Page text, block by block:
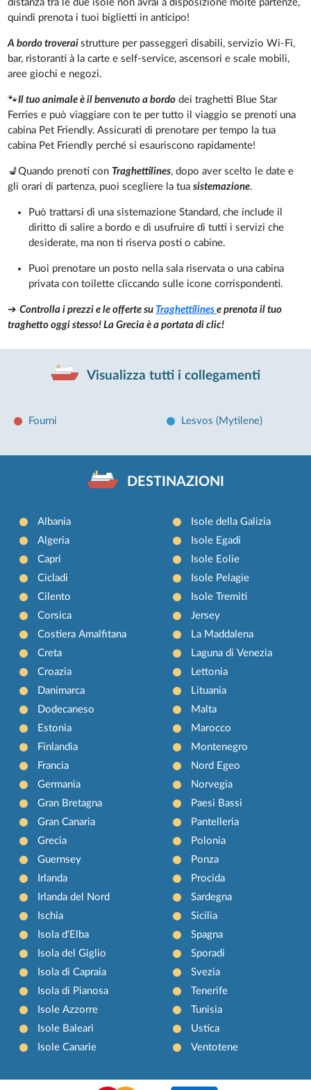
distanza tra le due isole non avrai a disposizione molte partenze,
quindi prenota i tuoi biglietti in anticipo!
A bordo troveraistrutture per passeggeri disabili, servizio Wi-Fi,
bar, ristoranti à la carte e self-service, ascensori e scale mobili,
aree giochi e negozi.
🐾Il tuo animale è il benvenuto a bordo dei traghetti Blue Star
Ferries e può viaggiare con te per tutto il viaggio se prenoti una
cabina Pet Friendly. Assicurati di prenotare per tempo la tua
cabina Pet Friendly perché si esauriscono rapidamente!
💺Quando prenoti conTraghettilines, dopo aver scelto le date e
gli orari di partenza, puoi scegliere la tuasistemazione.
Può trattarsi di una sistemazione Standard, che include il
diritto di salire a bordo e di usufruire di tutti i servizi che
desiderate, ma non ti riserva posti o cabine.
Puoi prenotare un posto nella sala riservata o una cabina
privata con toilette cliccando sulle icone corrispondenti.
➔Controlla i prezzi e le offerte suTraghettilinese prenota il tuo
traghetto oggi stesso! La Grecia è a portata di clic!
Visualizza tutti i collegamenti
Fourni Lesvos (Mytilene)
DESTINAZIONI
Albania
Algeria
Capri
Cicladi
Cilento
Corsica
Costiera Amalfitana
Creta
Croazia
Danimarca
Dodecaneso
Estonia
Finlandia
Francia
Germania
Gran Bretagna
Gran Canaria
Grecia
Guernsey
Irlanda
Irlanda del Nord
Ischia
Isola d'Elba
Isola del Giglio
Isola di Capraia
Isola di Pianosa
Isole Azzorre
Isole Baleari
Isole Canarie
Isole della Galizia
Isole Egadi
Isole Eolie
Isole Pelagie
Isole Tremiti
Jersey
La Maddalena
Laguna di Venezia
Lettonia
Lituania
Malta
Marocco
Montenegro
Nord Egeo
Norvegia
Paesi Bassi
Pantelleria
Polonia
Ponza
Procida
Sardegna
Sicilia
Spagna
Sporadi
Svezia
Tenerife
Tunisia
Ustica
Ventotene